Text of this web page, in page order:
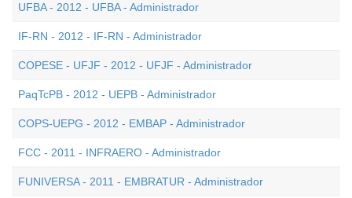
UFBA - 2012 - UFBA - Administrador
IF-RN - 2012 - IF-RN - Administrador
COPESE - UFJF - 2012 - UFJF - Administrador
PaqTcPB - 2012 - UEPB - Administrador
COPS-UEPG - 2012 - EMBAP - Administrador
FCC - 2011 - INFRAERO - Administrador
FUNIVERSA - 2011 - EMBRATUR - Administrador